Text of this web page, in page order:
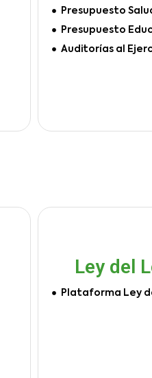
Presupuesto
Presupuesto
Auditorías al
Ley del
Plataforma Ley